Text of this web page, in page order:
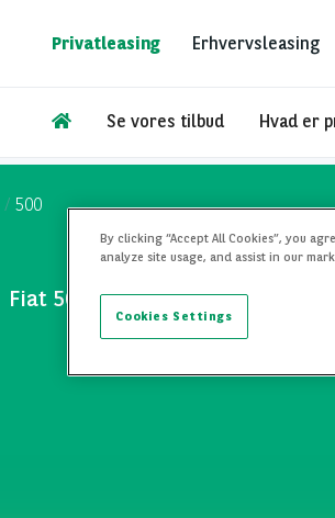
Privatleasing Erhvervsleasing
Se vores tilbud Hvad er
500
Fiat 500 - Private Lease
By clicking “Accept All Cookies”, you
analyze site usage, and assist in our
Cookies Settings